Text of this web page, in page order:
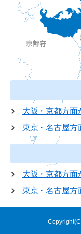
大阪・京都方面
東京・名古屋方
大阪・京都方面
東京・名古屋方